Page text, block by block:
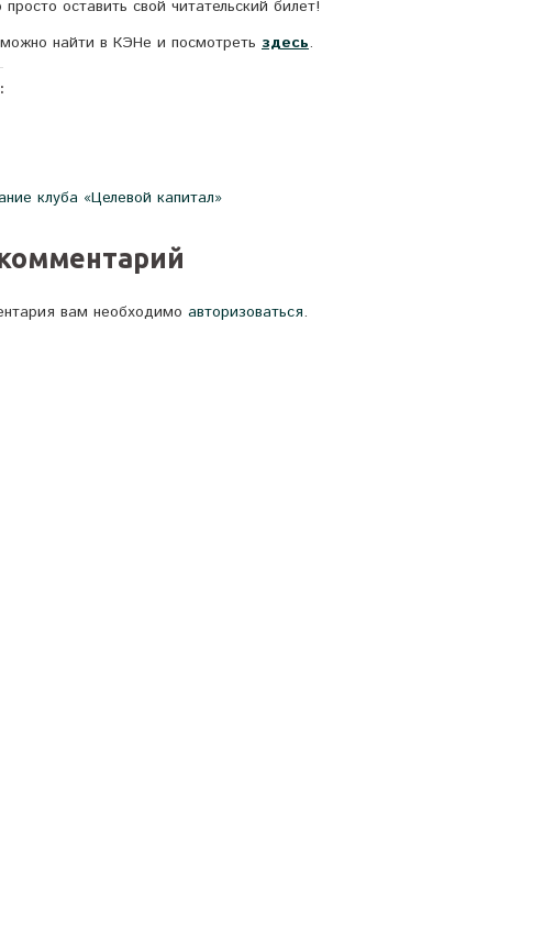
оставить свой читательский билет!
найти в КЭНе и посмотреть здесь.
клуба «Целевой капитал»
вам необходимо авторизоваться.